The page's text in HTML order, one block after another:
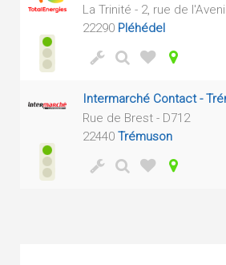
La Trinité - 2, rue de
22290 Pléhédel
Intermarché Contact -
Rue de Brest - D712
22440 Trémuson